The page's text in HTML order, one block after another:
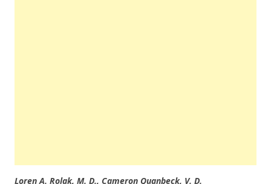
Loren A. Rolak, М. D., Cameron Quanbeck, V. D.